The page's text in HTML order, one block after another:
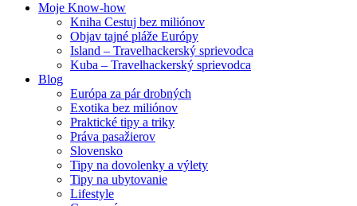
Moje Know-how
Kniha Cestuj bez miliónov
Objav tajné pláže Európy
Island – Travelhackerský sprievodca
Kuba – Travelhackerský sprievodca
Blog
Európa za pár drobných
Exotika bez miliónov
Praktické tipy a triky
Práva pasažierov
Slovensko
Tipy na dovolenky a výlety
Tipy na ubytovanie
Lifestyle